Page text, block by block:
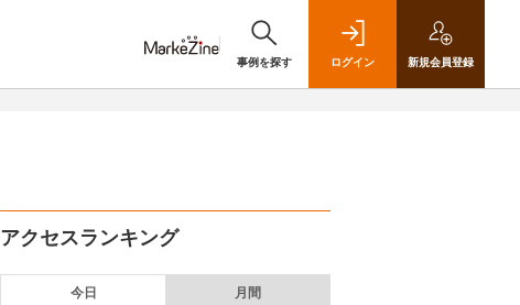
事例を探す ログイン 新規会員登録
アクセスランキング
今日 月間